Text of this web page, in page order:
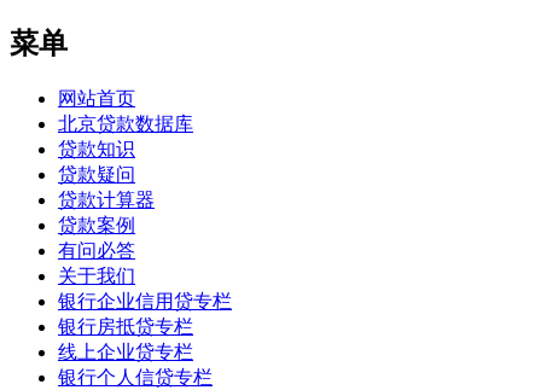
菜单
网站首页
北京贷款数据库
贷款知识
贷款疑问
贷款计算器
贷款案例
有问必答
关于我们
银行企业信用贷专栏
银行房抵贷专栏
线上企业贷专栏
银行个人信贷专栏